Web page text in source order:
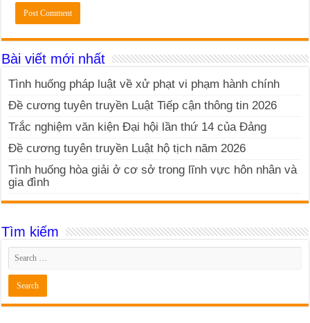
Bài viết mới nhất
Tình huống pháp luật về xử phạt vi phạm hành chính
Đề cương tuyên truyền Luật Tiếp cận thông tin 2026
Trắc nghiệm văn kiện Đại hội lần thứ 14 của Đảng
Đề cương tuyên truyền Luật hộ tịch năm 2026
Tình huống hòa giải ở cơ sở trong lĩnh vực hôn nhân và
gia đình
Tìm kiếm